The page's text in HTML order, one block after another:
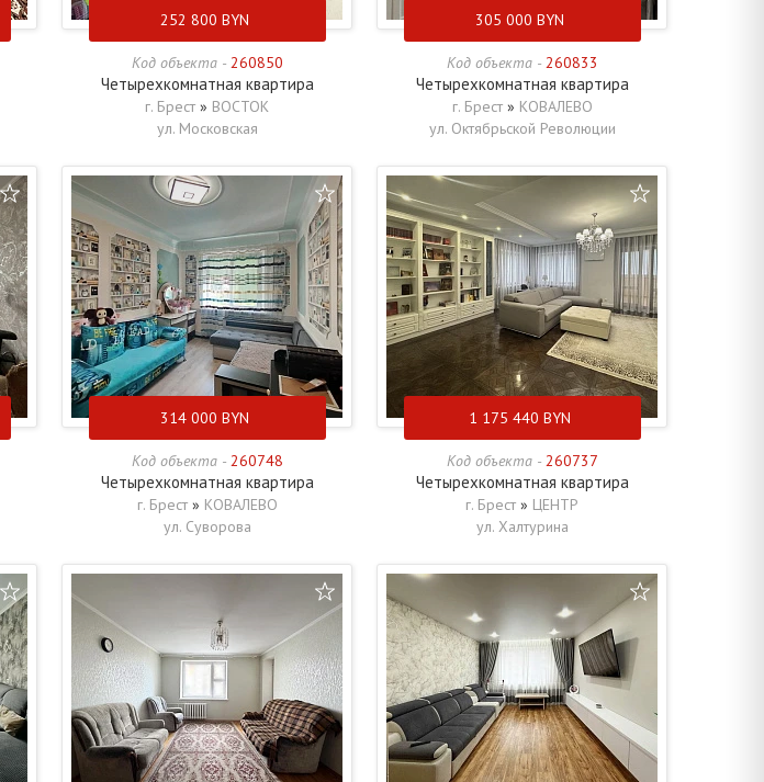
252 800 BYN
Код объекта - 260850
Четырехкомнатная квартира
г. Брест » ВОСТОК
ул. Московская
305 000 BYN
Код объекта - 260833
Четырехкомнатная квартира
г. Брест » КОВАЛЕВО
ул. Октябрьской Революции
314 000 BYN
Код объекта - 260748
Четырехкомнатная квартира
г. Брест » КОВАЛЕВО
ул. Суворова
1 175 440 BYN
Код объекта - 260737
Четырехкомнатная квартира
г. Брест » ЦЕНТР
ул. Халтурина